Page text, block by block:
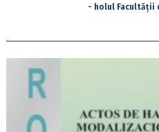
- holul Facultății